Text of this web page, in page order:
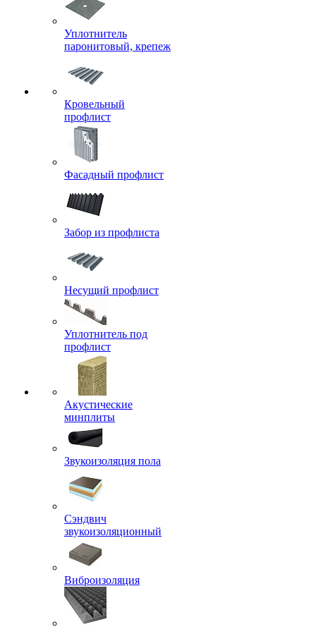
Уплотнитель
паронитовый, крепеж
Кровельный
профлист
Фасадный профлист
Забор из профлиста
Несущий профлист
Уплотнитель под
профлист
Акустические
минплиты
Звукоизоляция пола
Сэндвич
звукоизоляционный
Виброизоляция